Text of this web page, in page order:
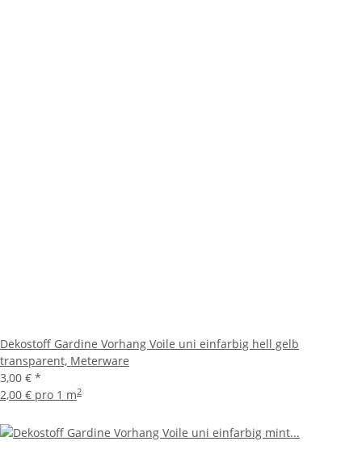
Dekostoff Gardine Vorhang Voile uni einfarbig hell gelb
transparent, Meterware
3,00 € *
2,00 € pro 1 m2